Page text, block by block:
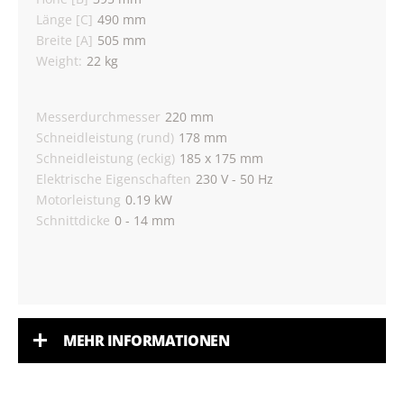
Länge [C] 490 mm
Breite [A] 505 mm
Weight: 22 kg
Messerdurchmesser 220 mm
Schneidleistung (rund) 178 mm
Schneidleistung (eckig) 185 x 175 mm
Elektrische Eigenschaften 230 V - 50 Hz
Motorleistung 0.19 kW
Schnittdicke 0 - 14 mm
MEHR INFORMATIONEN